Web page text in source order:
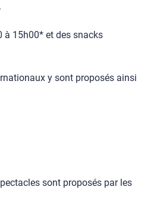
à 15h00* et des snacks
y sont proposés ainsi
sont proposés par les